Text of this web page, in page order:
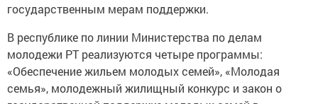
государственным мерам поддержки.
В республике по линии Министерства по делам
молодежи РТ реализуются четыре программы:
«Обеспечение жильем молодых семей», «Молодая
семья», молодежный жилищный конкурс и закон о